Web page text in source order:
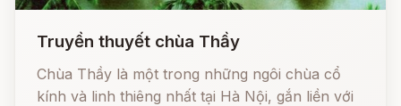
Truyền thuyết chùa Thầy
Chùa Thầy là một trong những ngôi chùa cổ
kính và linh thiêng nhất tại Hà Nội, gắn liền với